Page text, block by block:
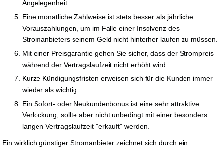
Angelegenheit.
Eine monatliche Zahlweise ist stets besser als jährliche
Vorauszahlungen, um im Falle einer Insolvenz des
Stromanbieters seinem Geld nicht hinterher laufen zu müssen.
Mit einer Preisgarantie gehen Sie sicher, dass der Strompreis
während der Vertragslaufzeit nicht erhöht wird.
Kurze Kündigungsfristen erweisen sich für die Kunden immer
wieder als wichtig.
Ein Sofort- oder Neukundenbonus ist eine sehr attraktive
Verlockung, sollte aber nicht unbedingt mit einer besonders
langen Vertragslaufzeit "erkauft" werden.
Ein wirklich günstiger Stromanbieter zeichnet sich durch ein